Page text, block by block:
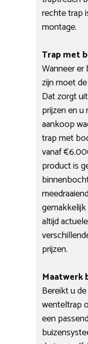
rechte trap
montage.
Trap met
Wanneer
zijn moet
Dat zorgt
prijzen en
aankoop
trap met
vanaf
product is
altijd
prijzen.
Maatwerk
Bereikt u
wenteltrap
een